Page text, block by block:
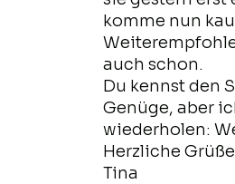
komme nun
auch schon.
Du kennst den
Genüge, aber
wiederholen:
Herzliche Grüße
Tina